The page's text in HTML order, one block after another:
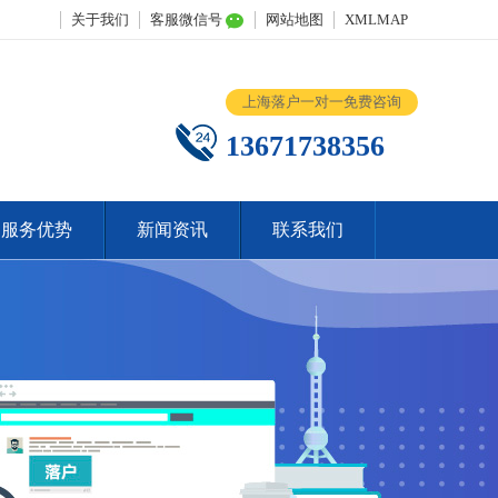
关于我们 客服微信号 网站地图 XMLMAP
上海落户一对一免费咨询
13671738356
服务优势 新闻资讯 联系我们